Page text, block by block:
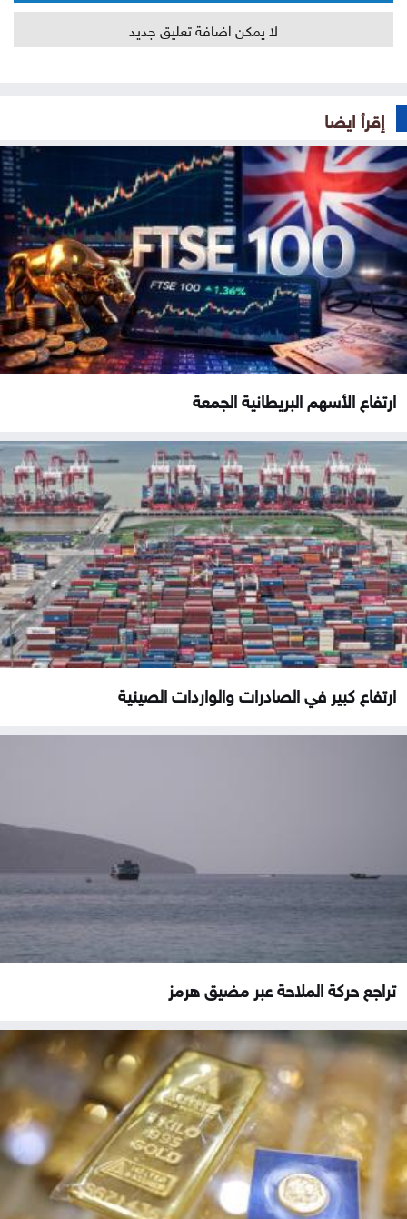
لا يمكن اضافة تعليق جديد
إقرأ ايضا
ارتفاع الأسهم البريطانية الجمعة
ارتفاع كبير في الصادرات والواردات الصينية
تراجع حركة الملاحة عبر مضيق هرمز